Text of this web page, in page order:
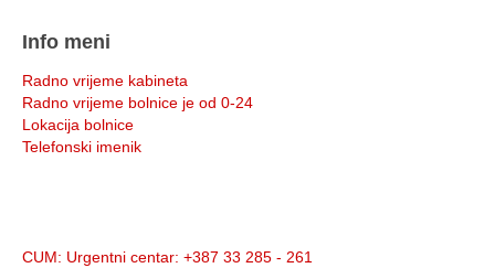
Info meni
Radno vrijeme kabineta
Radno vrijeme bolnice je od 0-24
Lokacija bolnice
Telefonski imenik
CUM: Urgentni centar: +387 33 285 - 261